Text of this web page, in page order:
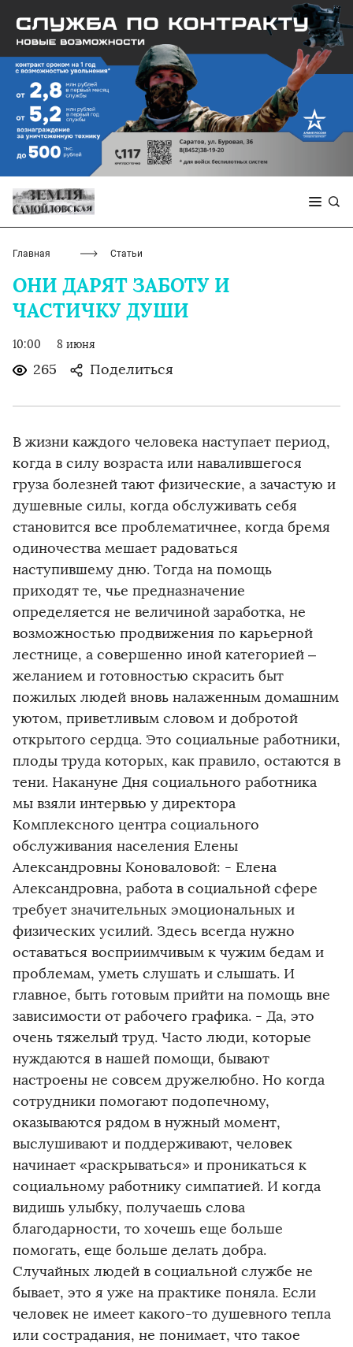
Главная Статьи
ОНИ ДАРЯТ ЗАБОТУ И
ЧАСТИЧКУ ДУШИ
10:00 8 июня
265 Поделиться
В жизни каждого человека наступает период,
когда в силу возраста или навалившегося
груза болезней тают физические, а зачастую и
душевные силы, когда обслуживать себя
становится все проблематичнее, когда бремя
одиночества мешает радоваться
наступившему дню. Тогда на помощь
приходят те, чье предназначение
определяется не величиной заработка, не
возможностью продвижения по карьерной
лестнице, а совершенно иной категорией –
желанием и готовностью скрасить быт
пожилых людей вновь налаженным домашним
уютом, приветливым словом и добротой
открытого сердца. Это социальные работники,
плоды труда которых, как правило, остаются в
тени. Накануне Дня социального работника
мы взяли интервью у директора
Комплексного центра социального
обслуживания населения Елены
Александровны Коноваловой: - Елена
Александровна, работа в социальной сфере
требует значительных эмоциональных и
физических усилий. Здесь всегда нужно
оставаться восприимчивым к чужим бедам и
проблемам, уметь слушать и слышать. И
главное, быть готовым прийти на помощь вне
зависимости от рабочего графика. - Да, это
очень тяжелый труд. Часто люди, которые
нуждаются в нашей помощи, бывают
настроены не совсем дружелюбно. Но когда
сотрудники помогают подопечному,
оказываются рядом в нужный момент,
выслушивают и поддерживают, человек
начинает «раскрываться» и проникаться к
социальному работнику симпатией. И когда
видишь улыбку, получаешь слова
благодарности, то хочешь еще больше
помогать, еще больше делать добра.
Случайных людей в социальной службе не
бывает, это я уже на практике поняла. Если
человек не имеет какого-то душевного тепла
или сострадания, не понимает, что такое